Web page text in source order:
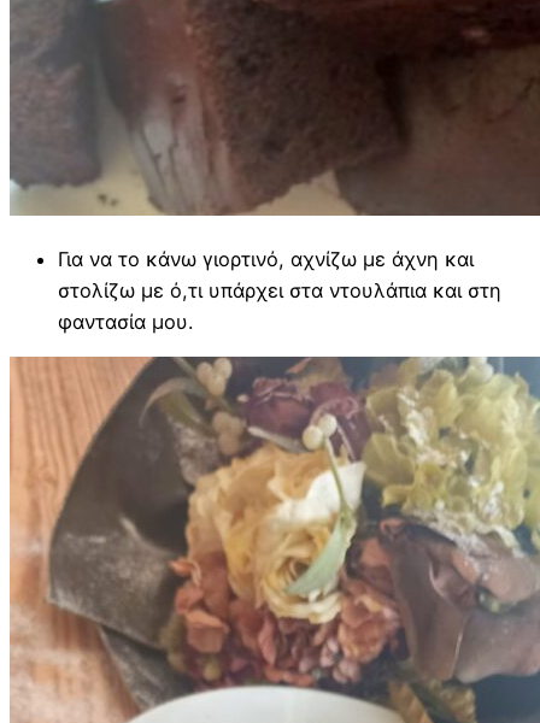
Για να το κάνω γιορτινό, αχνίζω με άχνη και
στολίζω με ό,τι υπάρχει στα ντουλάπια και στη
φαντασία μου.